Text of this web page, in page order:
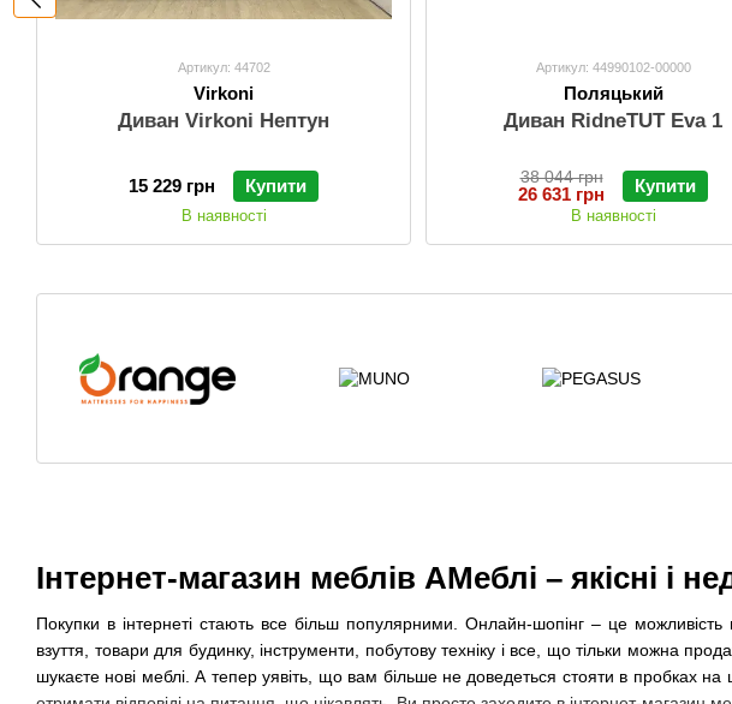
Артикул: 44702
Virkoni
Диван Virkoni Нептун
15 229 грн Купити
В наявності
Артикул: 44990102-00000
Поляцький
Диван RidneTUT Eva 1
38 044 грн
26 631 грн Купити
В наявності
Інтернет-магазин меблів АМеблі – якісні і
Покупки в інтернеті стають все більш популярними. Онлайн-шопінг – це
взуття, товари для будинку, інструменти, побутову техніку і все, що тільки можна
шукаєте нові меблі. А тепер уявіть, що вам більше не доведеться стояти в пробках